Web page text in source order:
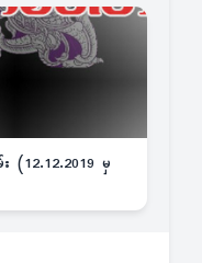
(12.12.2019 မှ